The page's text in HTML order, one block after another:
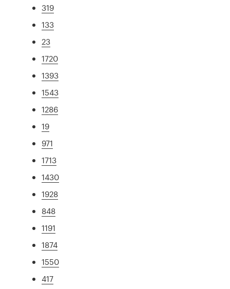
319
133
23
1720
1393
1543
1286
19
971
1713
1430
1928
848
1191
1874
1550
417